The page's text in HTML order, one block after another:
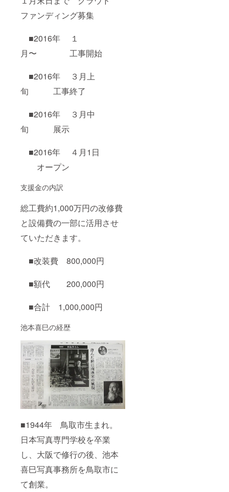
ファンディング募集
■2016年 １
月〜 工事開始
■2016年 ３月上
旬 工事終了
■2016年 ３月中
旬 展示
■2016年 ４月1日
オープン
支援金の内訳
総工費約1,000万円の改修費
と設備費の一部に活用させ
ていただきます。
■改装費 800,000円
■額代 200,000円
■合計 1,000,000円
池本喜巳の経歴
■1944年 鳥取市生まれ。
日本写真専門学校を卒業
し、大阪で修行の後、池本
喜巳写真事務所を鳥取市に
て創業。